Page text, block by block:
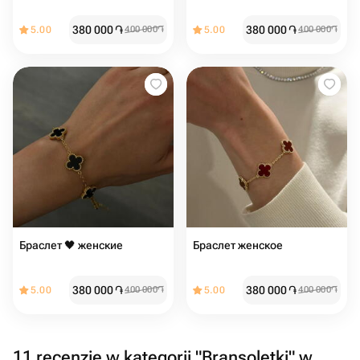
5.00 380 000֏400 000֏ 5.00 380 000֏400 000֏
Браслет 🖤 женские
5.00 380 000֏400 000֏
Браслет женское ️
5.00 380 000֏400 000֏